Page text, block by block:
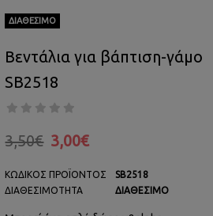
ΔΙΑΘΈΣΙΜΟ
Βεντάλια για βάπτιση-γάμο
SB2518
3,50€ 3,00€
ΚΩΔΙΚΌΣ ΠΡΟΪΌΝΤΟΣ
ΔΙΑΘΕΣΙΜΌΤΗΤΑ
SB2518
ΔΙΑΘΈΣΙΜΟ